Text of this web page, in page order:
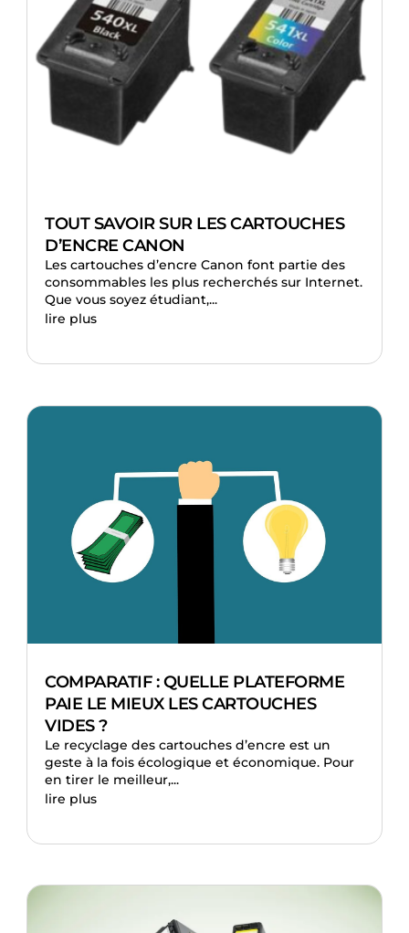
TOUT SAVOIR SUR LES CARTOUCHES
D’ENCRE CANON
Les cartouches d’encre Canon font partie des
consommables les plus recherchés sur Internet.
Que vous soyez étudiant,...
lire plus
COMPARATIF : QUELLE PLATEFORME
PAIE LE MIEUX LES CARTOUCHES
VIDES ?
Le recyclage des cartouches d’encre est un
geste à la fois écologique et économique. Pour
en tirer le meilleur,...
lire plus